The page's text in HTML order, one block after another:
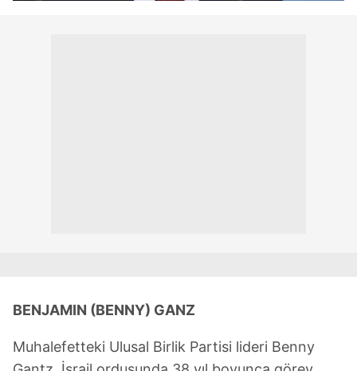
BENJAMIN (BENNY) GANZ
Muhalefetteki Ulusal Birlik Partisi lideri Benny